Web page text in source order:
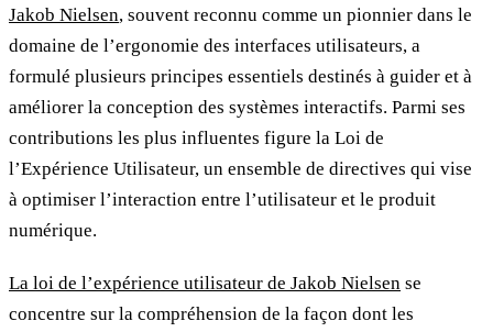
Jakob Nielsen, souvent reconnu comme un pionnier dans le
domaine de l’ergonomie des interfaces utilisateurs, a
formulé plusieurs principes essentiels destinés à guider et à
améliorer la conception des systèmes interactifs. Parmi ses
contributions les plus influentes figure la Loi de
l’Expérience Utilisateur, un ensemble de directives qui vise
à optimiser l’interaction entre l’utilisateur et le produit
numérique.
La loi de l’expérience utilisateur de Jakob Nielsen se
concentre sur la compréhension de la façon dont les